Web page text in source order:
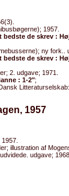
1957.
bedste de skrev :
ny fork..
bedste de skrev :
2. udgave; 1971.
: 1-2";
Litteraturselskab:
1957
illustration af
udgave;